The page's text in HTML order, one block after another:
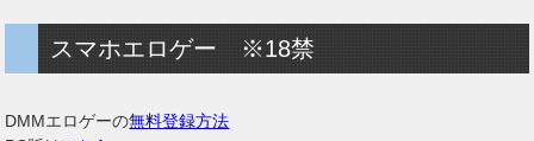
スマホエロゲー ※18禁
DMMエロゲーの無料登録方法